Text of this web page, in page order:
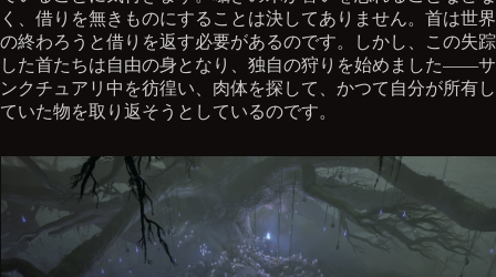
く、借りを無きものにすることは決してありません。首は世界
の終わろうと借りを返す必要があるのです。しかし、この失踪
した首たちは自由の身となり、独自の狩りを始めました――サ
ンクチュアリ中を彷徨い、肉体を探して、かつて自分が所有し
ていた物を取り返そうとしているのです。